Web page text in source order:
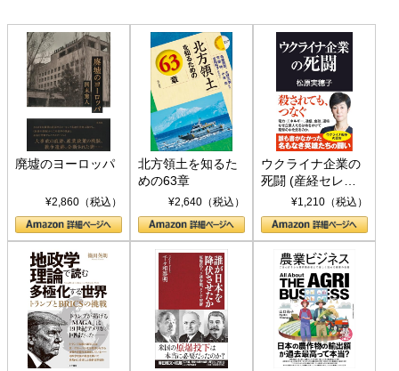
廃墟のヨーロッパ
¥2,860（税込）
北方領土を知るた
めの63章
¥2,640（税込）
ウクライナ企業の
死闘 (産経セレク
ト S 039)¥1,210（税込）